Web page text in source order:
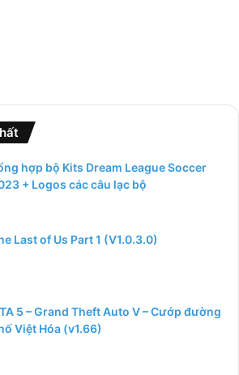
hợp bộ Kits Dream League Soccer
+ Logos các câu lạc bộ
Last of Us Part 1 (V1.0.3.0)
5 – Grand Theft Auto V – Cướp đường
Việt Hóa (v1.66)